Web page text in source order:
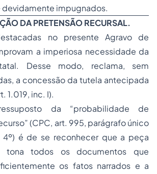
impugnados.
DA PRETENSÃO RECURSAL.
no presente Agravo de
a imperiosa necessidade da
Desse modo, reclama, sem
a concessão da tutela antecipada
1.019, inc. I).
da “probabilidade de
(CPC, art. 995, parágrafo único
4º) é de se reconhecer que a peça
tona todos os documentos que
os fatos narrados e a